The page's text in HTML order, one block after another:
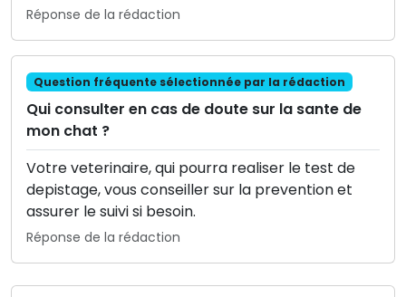
Réponse de la rédaction
Question fréquente sélectionnée par la rédaction
Qui consulter en cas de doute sur la sante de
mon chat ?
Votre veterinaire, qui pourra realiser le test de
depistage, vous conseiller sur la prevention et
assurer le suivi si besoin.
Réponse de la rédaction